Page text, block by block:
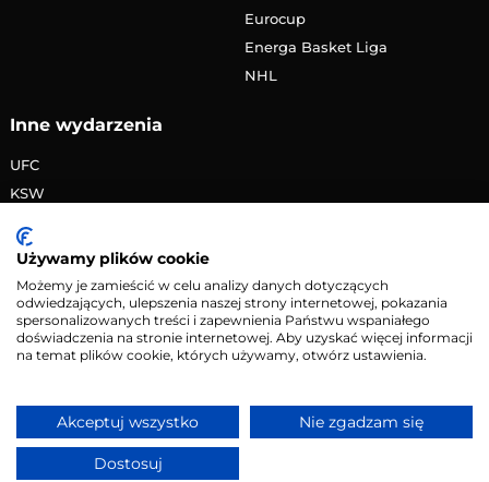
Eurocup
Energa Basket Liga
NHL
Inne wydarzenia
UFC
KSW
PRIME MMA
Żużlowa Ekstraliga
Speedway Grand Prix
Skoki narciarskie
Kontakt•Reklama• Polityka prywatności
Serwis wyłącznie dla osób powyżej 18 lat. Hazard może
Używamy plików cookie
Możemy je zamieścić w celu analizy danych dotyczących
odwiedzających, ulepszenia naszej strony internetowej, pokazania
spersonalizowanych treści i zapewnienia Państwu wspaniałego
doświadczenia na stronie internetowej. Aby uzyskać więcej informacji
na temat plików cookie, których używamy, otwórz ustawienia.
Akceptuj wszystko Nie zgadzam się
Dostosuj